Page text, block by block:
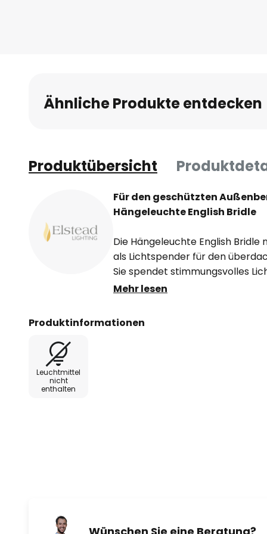
Ähnliche Produkte entdecken
Produktübersicht
Für den geschützten
Hängeleuchte English Bridle
Die Hängeleuchte English
als Lichtspender für den
Sie spendet stimmungsvolles
Balkon, auf der überdachten
Mehr lesen
Produktinformationen
Leuchtmittel
nicht
enthalten